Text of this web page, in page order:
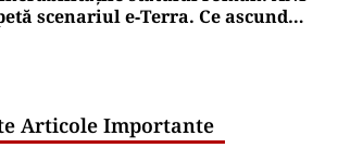
scenariul e‑Terra. Ce ascund
Articole Importante